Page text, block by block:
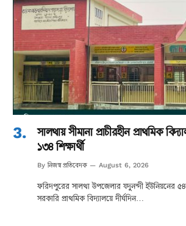
সালথায় সীমানা প্রাচীরহীন প্রাথমিক
১৩৪ শিক্ষার্থী
By নিজস্ব প্রতিবেদক August 6, 2026
ফরিদপুরের সালথা উপজেলার যদুনন্দী ইউনিয়নের
সরকারি প্রাথমিক বিদ্যালয়ে দীর্ঘদিন…